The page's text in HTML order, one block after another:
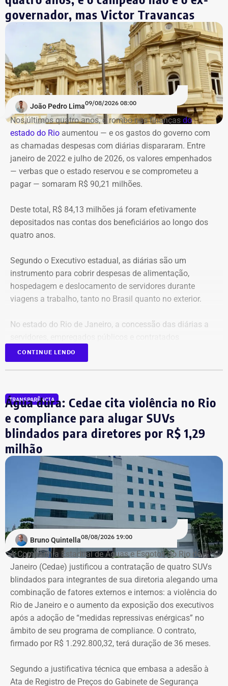
governador, mas Victor Travancas
João Pedro Lima09/08/2026 08:00
Nos últimos quatro anos, o rombo nas finanças do
estado do Rio aumentou — e os gastos do governo com
as chamadas despesas com diárias dispararam. Entre
janeiro de 2022 e julho de 2026, os valores empenhados
— verbas que o estado reservou e se comprometeu a
pagar — somaram R$ 90,21 milhões.
Deste total, R$ 84,13 milhões já foram efetivamente
depositados nas contas dos beneficiários ao longo dos
quatro anos.
Segundo o Executivo estadual, as diárias são um
instrumento para cobrir despesas de alimentação,
hospedagem e deslocamento de servidores durante
viagens a trabalho, tanto no Brasil quanto no exterior.
No estado do Rio de Janeiro, a concessão das diárias a
temporários é regulamentada pelos decretos estaduais nº
46.611/19 e nº 47.961/22.
Gastos quase dobraram em três anos
Somente em 2025, os pagamentos atingiram um pico
histórico de R$ 25,5 milhões, o que representa uma alta
de 96,5% na comparação com 2022, quando o valor foi
de R$ 12,98 milhões.
A participação das viagens internacionais também
cresceu. Elas representavam 9,4% dos pagamentos em
2022 e passaram a responder por 20,3% em 2023, 21,1%
em 2025 e 19,4% no acumulado de 2026.
Os dadosforam extraídos do Portal da Transparência e
do Sistema de Execução Orçamentária e Financeira do
Estado do Rio de Janeiro (SIAFE-RJ)
Aumento de gastos com viagens ao
exterior
Entre janeiro de 2022 e 14 de julho de 2026, a base
estadual registrou R$ 84,13 milhões em pagamentos
relacionados a diárias. Desse total, R$ 69,45 milhões
CONTINUE LENDO
TRANSPARÊNCIA
Água dura: Cedae cita violência no Rio
e compliance para alugar SUVs
blindados para diretores por R$ 1,29
milhão
Bruno Quintella08/08/2026 19:00
A Companhia Estadual de Águas e Esgotos do Rio de
Janeiro (Cedae) justificou a contratação de quatro SUVs
blindados para integrantes de sua diretoria alegando uma
combinação de fatores externos e internos: a violência do
Rio de Janeiro e o aumento da exposição dos executivos
após a adoção de “medidas repressivas enérgicas” no
âmbito de seu programa de compliance. O contrato,
firmado por R$ 1.292.800,32, terá duração de 36 meses.
Segundo a justificativa técnica que embasa a adesão à
Ata de Registro de Preços do Gabinete de Segurança